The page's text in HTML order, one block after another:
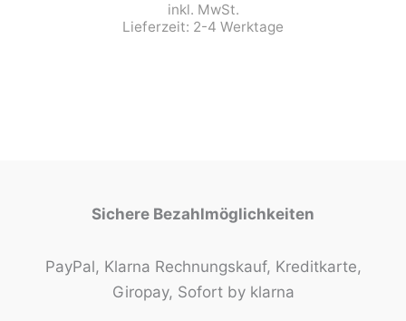
inkl. MwSt.
Lieferzeit: 2-4 Werktage
Sichere Bezahlmöglichkeiten
PayPal, Klarna Rechnungskauf, Kreditkarte,
Giropay, Sofort by klarna